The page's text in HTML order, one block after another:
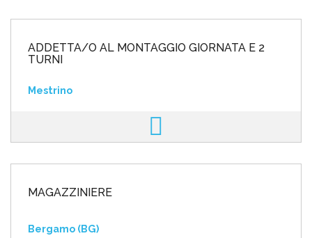
ADDETTA/O AL MONTAGGIO GIORNATA E 2
TURNI
Mestrino
MAGAZZINIERE
Bergamo (BG)